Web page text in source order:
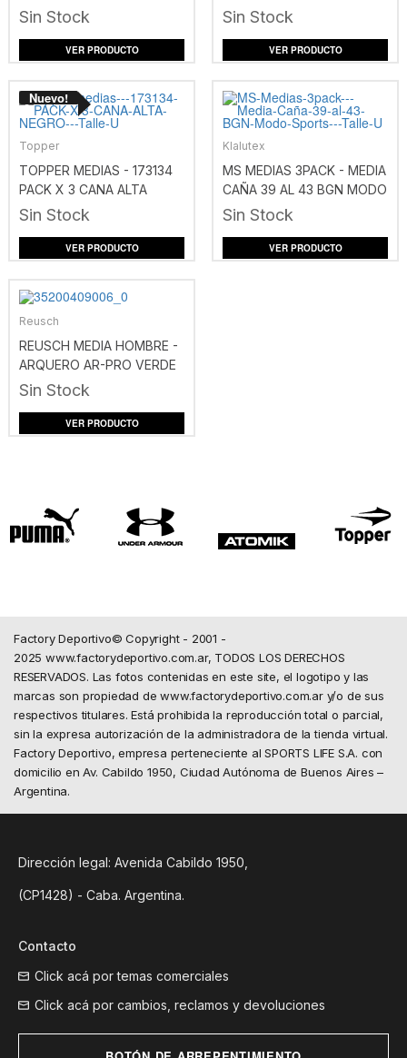
Sin Stock
VER PRODUCTO
TRICOL
Sin Stock
VER PRODUCTO
Topper
TOPPER MEDIAS - 173134
PACK X 3 CANA ALTA
NEGRO
Sin Stock
VER PRODUCTO
Klalutex
MS MEDIAS 3PACK - MEDIA
CAÑA 39 AL 43 BGN MODO
SPORTS
Sin Stock
VER PRODUCTO
Reusch
REUSCH MEDIA HOMBRE -
ARQUERO AR-PRO VERDE
Sin Stock
VER PRODUCTO
Factory Deportivo© Copyright - 2001 -
2025 www.factorydeportivo.com.ar, TODOS LOS DERECHOS
RESERVADOS. Las fotos contenidas en este site, el logotipo y las
marcas son propiedad de www.factorydeportivo.com.ar y/o de sus
respectivos titulares. Está prohibida la reproducción total o parcial,
sin la expresa autorización de la administradora de la tienda virtual.
Factory Deportivo, empresa perteneciente al SPORTS LIFE S.A. con
domicilio en Av. Cabildo 1950, Ciudad Autónoma de Buenos Aires –
Argentina.
Dirección legal: Avenida Cabildo 1950,
(CP1428) - Caba. Argentina.
Contacto
Click acá por temas comerciales
Click acá por cambios, reclamos y devoluciones